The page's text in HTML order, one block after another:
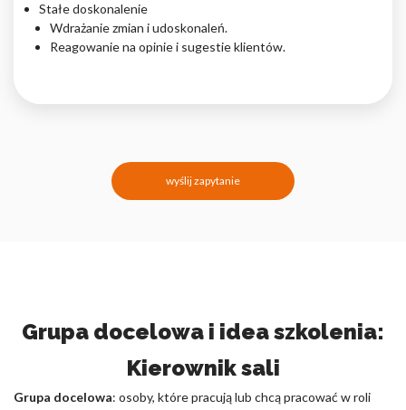
Stałe doskonalenie
Wdrażanie zmian i udoskonaleń.
Reagowanie na opinie i sugestie klientów.
wyślij zapytanie
Grupa docelowa i idea szkolenia:
Kierownik sali
Grupa docelowa: osoby, które pracują lub chcą pracować w roli